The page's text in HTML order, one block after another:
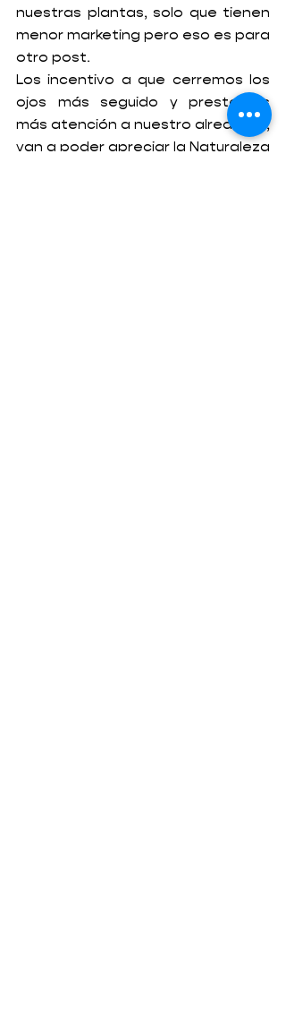
nuestras plantas, solo que tienen
menor marketing pero eso es para
otro post.
Los incentivo a que cerremos los
ojos más seguido y prestemos
más atención a nuestro alrededor,
van a poder apreciar la Naturaleza